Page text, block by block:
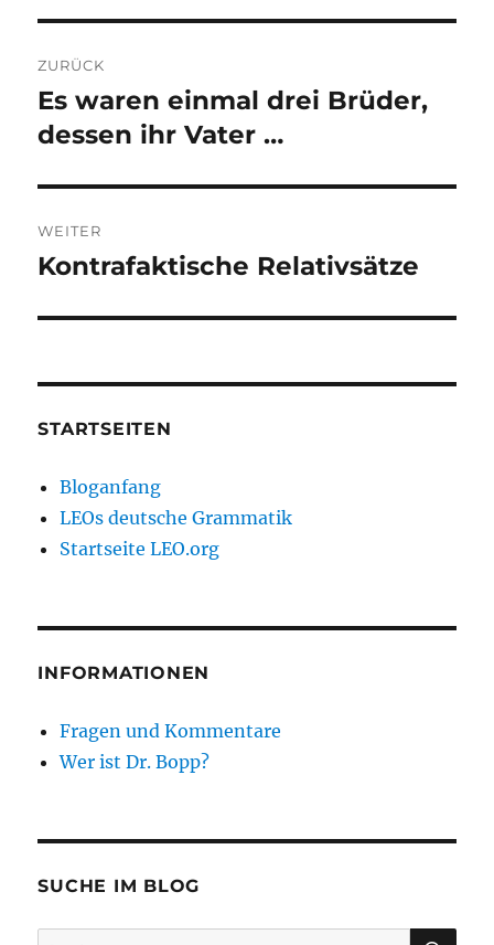
ZURÜCK
Vorheriger
Beitrag:
Es waren einmal drei Brüder,
dessen ihr Vater …
WEITER
Nächster
Kontrafaktische Relativsätze
STARTSEITEN
Bloganfang
LEOs deutsche Grammatik
Startseite LEO.org
INFORMATIONEN
Fragen und Kommentare
Wer ist Dr. Bopp?
SUCHE IM BLOG